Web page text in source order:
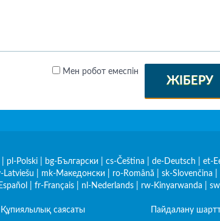
Мен робот емеспін
ЖІБЕРУ
pl-Polski bg-Български cs-Čeština de-Deutsch et-
Latviešu mk-Македонски ro-Română sk-Slovenčina
fr-Français nl-Nederlands rw-Kinyarwanda
Құпиялылық саясаты Пайдалану